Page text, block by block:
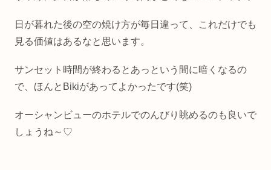
日が暮れた後の空の焼け方が毎日違って、これだけでも
見る価値はあるなと思います。
サンセット時間が終わるとあっという間に暗くなるの
で、ほんとBikiがあってよかったです(笑)
オーシャンビューのホテルでのんびり眺めるのも良いで
しょうね～♡